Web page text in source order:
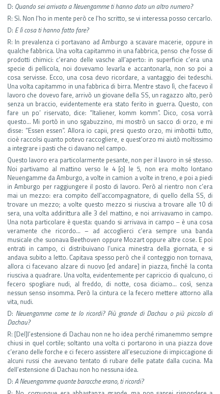
D: Quando sei arrivato a Neuengamme ti hanno dato un altro numero?
R: Sì. Non l’ho in mente però ce l’ho scritto, se vi interessa posso cercarlo.
D: E lì cosa ti hanno fatto fare?
R: In prevalenza ci portavano ad Amburgo a scavare macerie, oppure in
qualche fabbrica. Una volta capitammo in una fabbrica, penso che fosse di
prodotti chimici: c’erano delle vasche all’aperto: in superficie c’era una
specie di pellicola, noi dovevamo levarla e accantonarla, non so poi a
cosa servisse. Ecco, una cosa devo ricordare, a vantaggio dei tedeschi.
Una volta capitammo in una fabbrica di birra. Mentre stavo lì, che facevo il
lavoro che dovevo fare, arrivò un giovane della SS, un ragazzo alto, però
senza un braccio, evidentemente era stato ferito in guerra. Questo, con
fare un po’ riservato, dice: “Italiener, komm komm”. Dico, cosa vorrà
questo… Mi portò in uno sgabuzzino, mi mostrò un sacco di orzo, e mi
disse: “Essen essen”. Allora io capii, presi questo orzo, mi imbottii tutto,
cioè raccolsi quanto potevo raccogliere, e quest’orzo mi aiutò moltissimo
a integrare i pasti che ci davano nel campo.
Questo lavoro era particolarmente pesante, non per il lavoro in sé stesso.
Noi partivamo al mattino verso le 4 [o] le 5, non era molto lontano
Neuengamme da Amburgo, a volte in camion a volte in treno, e poi a piedi
in Amburgo per raggiungere il posto di lavoro. Però al rientro non c’era
mai un mezzo: era compito dell’accompagnatore, di quello della SS, di
trovare un mezzo; a volte questo mezzo si riusciva a trovare alle 10 di
sera, una volta addirittura alle 3 del mattino, e noi arrivavamo in campo.
Una nota particolare è questa: quando si arrivava in campo – è una cosa
veramente che ricordo… – ad accoglierci c’era sempre una banda
musicale che suonava Beethoven oppure Mozart oppure altre cose. E poi
entrati in campo, ci distribuivano l’unica minestra della giornata, e si
andava subito a letto. Capitava spesso però che il conteggio non tornava,
allora ci facevano alzare di nuovo [ed andare] in piazza, finché la conta
riusciva a quadrare. Una volta, evidentemente per capriccio di qualcuno, ci
fecero spogliare nudi, al freddo, di notte, cosa diciamo… così, senza
nessun senso insomma. Però la cintura ce la fecero mettere attorno alla
vita, nudi.
D: Neuengamme come te lo ricordi? Più grande di Dachau o più piccolo di
Dachau?
R: [Del]l’estensione di Dachau non ne ho idea perché rimanemmo sempre
chiusi in quel cortile; soltanto una volta ci portarono in una piazza dove
c’erano delle forche e ci fecero assistere all’esecuzione di impiccagione di
alcuni russi che avevano tentato di rubare delle patate dalla cucina. Ma
dell’estensione di Dachau non ho nessuna idea.
D: A Neuengamme quante baracche erano, ti ricordi?